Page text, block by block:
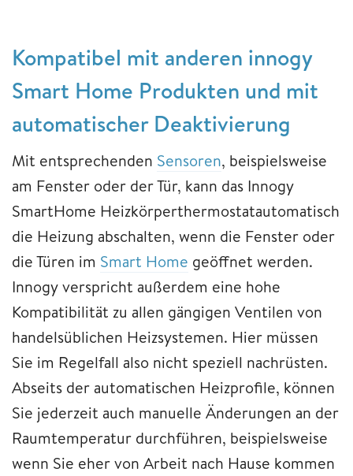
Kompatibel mit anderen innogy
Smart Home Produkten und mit
automatischer Deaktivierung
Mit entsprechenden Sensoren, beispielsweise
am Fenster oder der Tür, kann das Innogy
SmartHome Heizkörperthermostatautomatisch
die Heizung abschalten, wenn die Fenster oder
die Türen im Smart Home geöffnet werden.
Innogy verspricht außerdem eine hohe
Kompatibilität zu allen gängigen Ventilen von
handelsüblichen Heizsystemen. Hier müssen
Sie im Regelfall also nicht speziell nachrüsten.
Abseits der automatischen Heizprofile, können
Sie jederzeit auch manuelle Änderungen an der
Raumtemperatur durchführen, beispielsweise
wenn Sie eher von Arbeit nach Hause kommen